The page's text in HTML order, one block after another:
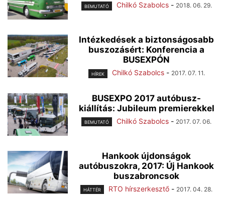
BEMUTATÓ Chilkó Szabolcs - 2018. 06. 29.
Intézkedések a biztonságosabb
buszozásért: Konferencia a
BUSEXPÓN
HÍREK Chilkó Szabolcs - 2017. 07. 11.
BUSEXPO 2017 autóbusz-
kiállítás: Jubileum premierekkel
BEMUTATÓ Chilkó Szabolcs - 2017. 07. 06.
Hankook újdonságok
autóbuszokra, 2017: Új Hankook
buszabroncsok
HÁTTÉR RTO hírszerkesztő - 2017. 04. 28.